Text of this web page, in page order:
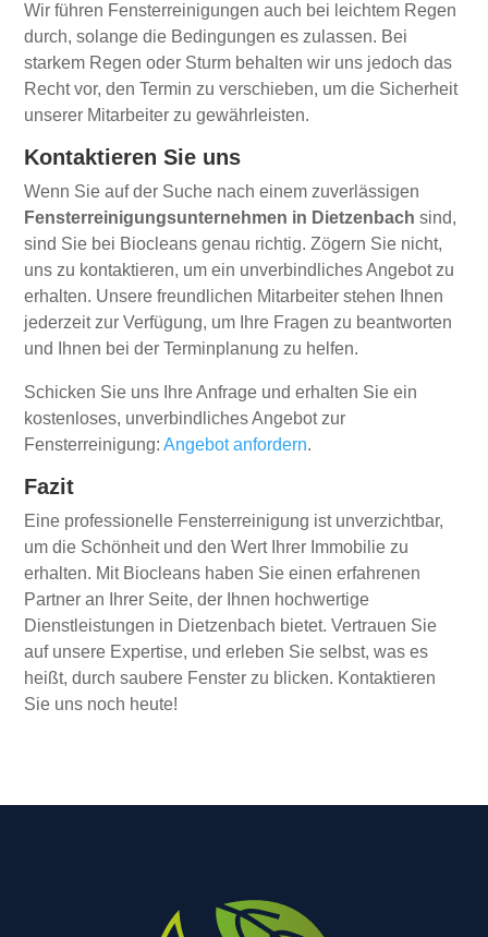
Wir führen Fensterreinigungen auch bei leichtem Regen
durch, solange die Bedingungen es zulassen. Bei
starkem Regen oder Sturm behalten wir uns jedoch das
Recht vor, den Termin zu verschieben, um die Sicherheit
unserer Mitarbeiter zu gewährleisten.
Kontaktieren Sie uns
Wenn Sie auf der Suche nach einem zuverlässigen
Fensterreinigungsunternehmen in Dietzenbach sind,
sind Sie bei Biocleans genau richtig. Zögern Sie nicht,
uns zu kontaktieren, um ein unverbindliches Angebot zu
erhalten. Unsere freundlichen Mitarbeiter stehen Ihnen
jederzeit zur Verfügung, um Ihre Fragen zu beantworten
und Ihnen bei der Terminplanung zu helfen.
Schicken Sie uns Ihre Anfrage und erhalten Sie ein
kostenloses, unverbindliches Angebot zur
Fensterreinigung:Angebot anfordern.
Fazit
Eine professionelle Fensterreinigung ist unverzichtbar,
um die Schönheit und den Wert Ihrer Immobilie zu
erhalten. Mit Biocleans haben Sie einen erfahrenen
Partner an Ihrer Seite, der Ihnen hochwertige
Dienstleistungen in Dietzenbach bietet. Vertrauen Sie
auf unsere Expertise, und erleben Sie selbst, was es
heißt, durch saubere Fenster zu blicken. Kontaktieren
Sie uns noch heute!